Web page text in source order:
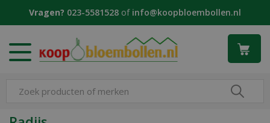
Vragen? 023-5581528 of info@koopbloembollen.nl